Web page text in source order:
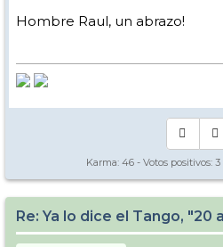
Hombre Raul, un abrazo!
Karma: 46 - Votos positivos: 3
Re: Ya lo dice el Tango, "20